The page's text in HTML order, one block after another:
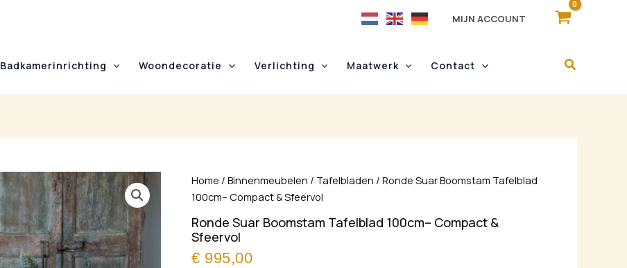
MIJN ACCOUNT
Badkamerinrichting Woondecoratie Verlichting Maatwerk Contact
Home /Binnenmeubelen / Tafelbladen / Ronde Suar Boomstam Tafelblad
100cm– Compact & Sfeervol
Ronde Suar Boomstam Tafelblad 100cm– Compact &
Sfeervol
€ 995,00